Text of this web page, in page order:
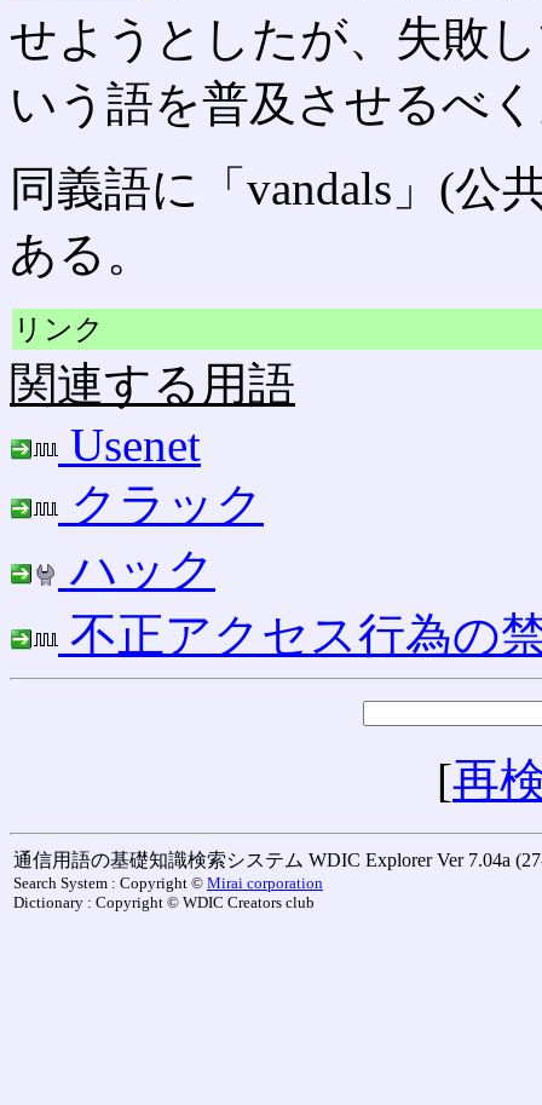
せようとしたが、失敗
いう語を普及させるべ
同義語に「vandals」(公
ある。
リンク
関連する用語
Usenet
クラック
ハック
不正アクセス行為の
[再
通信用語の基礎知識検索システム WDIC Explorer Ver 7.04a
Search System : Copyright © Mirai corporation
Dictionary : Copyright © WDIC Creators club